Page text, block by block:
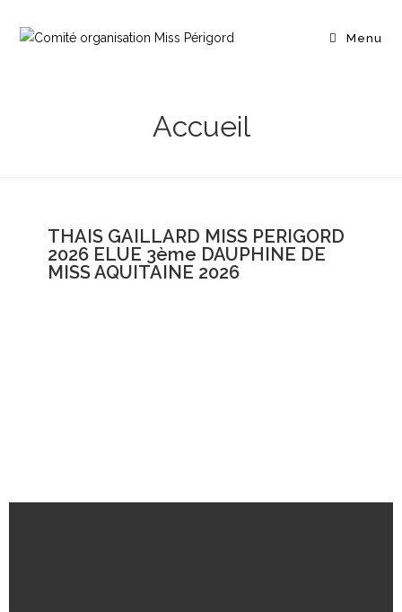
Menu
Accueil
THAIS GAILLARD MISS PERIGORD
2026 ELUE 3ème DAUPHINE DE
MISS AQUITAINE 2026